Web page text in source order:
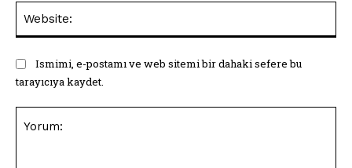
Ismimi, e-postamı ve web sitemi bir dahaki sefere bu
tarayıcıya kaydet.